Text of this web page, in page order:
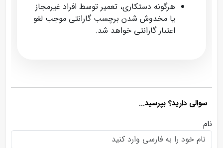
هرگونه دستکاری، تعمیر توسط افراد غیرمجاز
یا مخدوش شدن برچسب گارانتی موجب لغو
اعتبار گارانتی خواهد شد.
سوالی دارید؟ بپرسید...
نام